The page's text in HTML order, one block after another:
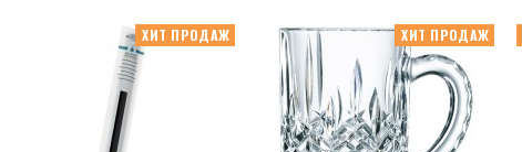
ХИТ ПРОДАЖ ХИТ ПРОДАЖ